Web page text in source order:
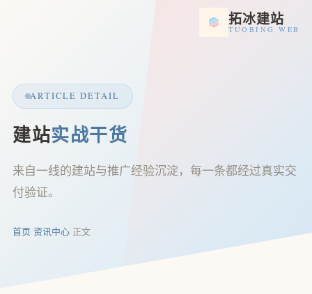
拓冰建站
TUOBING WEB
ARTICLE DETAIL
建站实战干货
来自一线的建站与推广经验沉淀，每一条都经过真实交
付验证。
首页/资讯中心/正文